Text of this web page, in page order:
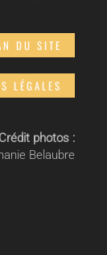
DU SITE
LÉGALES
Crédit photos :
Belaubre